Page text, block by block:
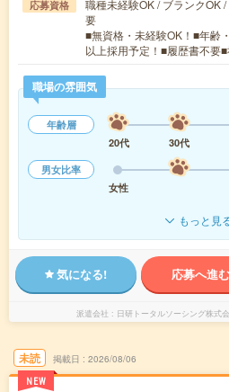
応募資格
職種未経験OK / ブランクOK
要
■無資格・未経験OK！■年齢
以上採用予定！■履歴書不要
職場の雰囲気
年齢層
20代
30代
男女比率
女性
もっと見
気になる! 応募へ進む
派遣会社 日研トータルソーシング株式
未読
NEW
掲載日 2026/08/06